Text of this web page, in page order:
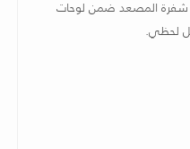
شفرة المصعد ضمن لوحات
لحظي.